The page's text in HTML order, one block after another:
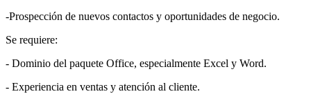
-Prospección de nuevos contactos y oportunidades de negocio.
Se requiere:
- Dominio del paquete Office, especialmente Excel y Word.
- Experiencia en ventas y atención al cliente.